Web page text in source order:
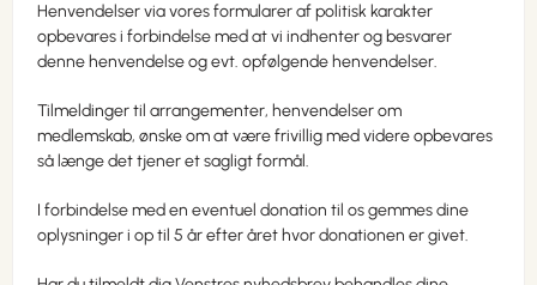
Henvendelser via vores formularer af politisk karakter
opbevares i forbindelse med at vi indhenter og besvarer
denne henvendelse og evt. opfølgende henvendelser.
Tilmeldinger til arrangementer, henvendelser om
medlemskab, ønske om at være frivillig med videre opbevares
så længe det tjener et sagligt formål.
I forbindelse med en eventuel donation til os gemmes dine
oplysninger i op til 5 år efter året hvor donationen er givet.